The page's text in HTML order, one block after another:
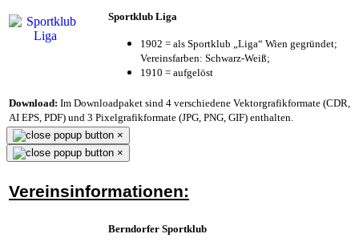
Sportklub Liga
1902 = als Sportklub „Liga“ Wien gegründet;
Vereinsfarben: Schwarz-Weiß;
1910 = aufgelöst
Download: Im Downloadpaket sind 4 verschiedene Vektorgrafikformate (CDR,
AI EPS, PDF) und 3 Pixelgrafikformate (JPG, PNG, GIF) enthalten.
×
×
Vereinsinformationen:
Berndorfer Sportklub